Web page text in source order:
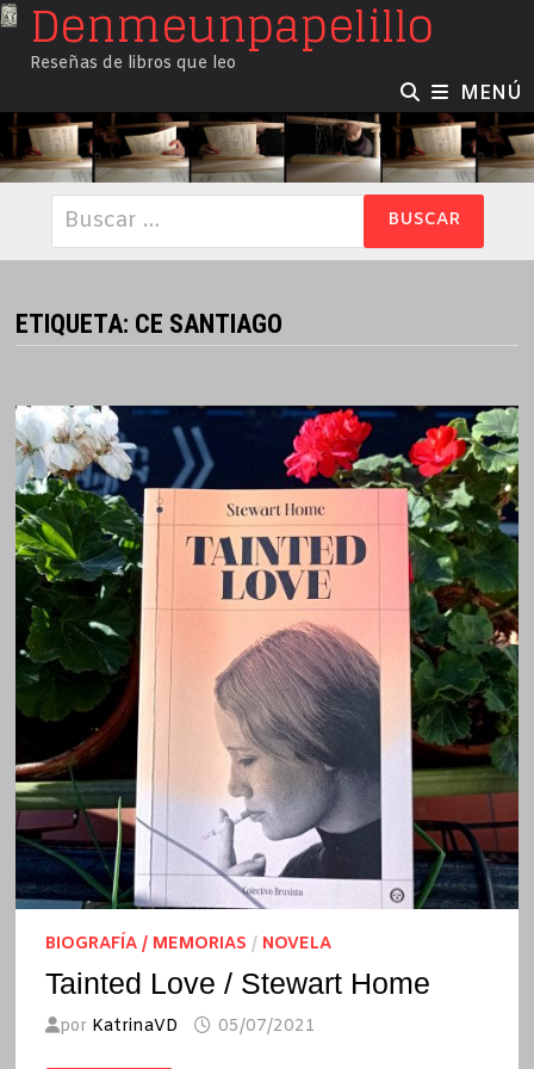
SaltarDenmeunpapelillo
Reseñas de libros que leo
MENÚ
Buscar:
ETIQUETA: CE SANTIAGO
BIOGRAFÍA / MEMORIAS / NOVELA
Tainted Love / Stewart Home
por KatrinaVD 05/07/2021